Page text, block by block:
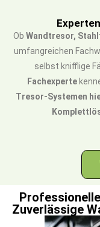
Ob Wandtresor,
umfangreichen
selbst knifflige
Fachexperte
Tresor-Systemen
Zuverlässige